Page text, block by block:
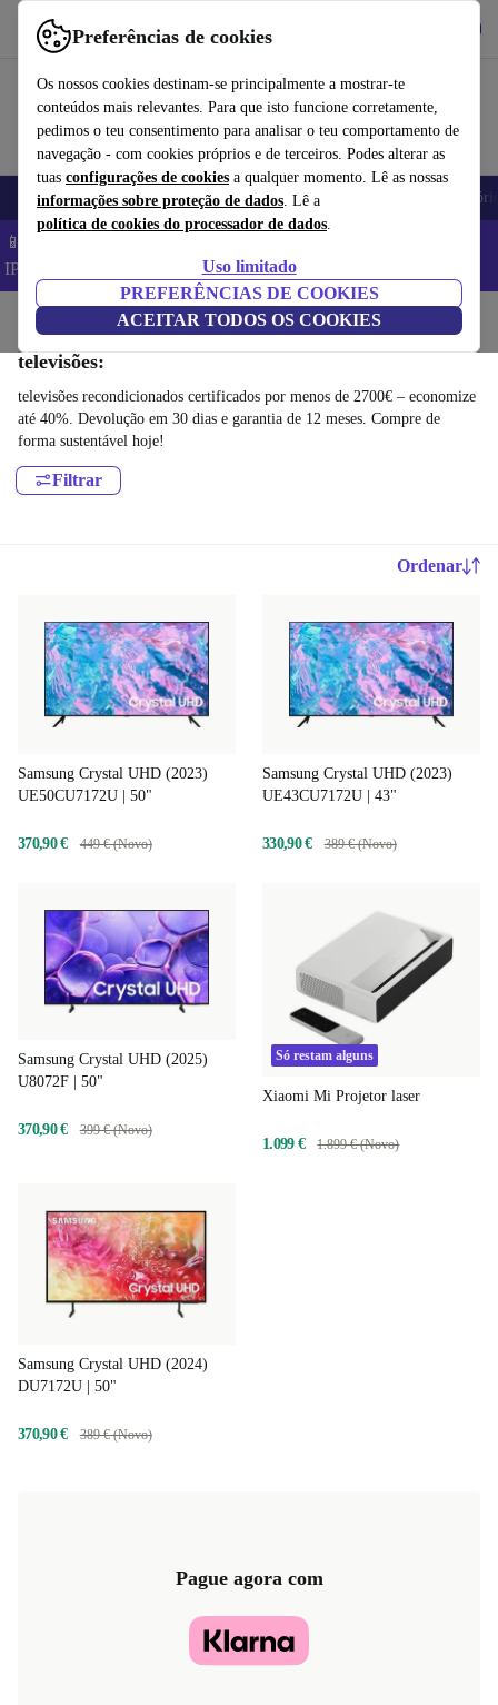
Preferências de cookies
Os nossos cookies destinam-se principalmente a mostrar-te
conteúdos mais relevantes. Para que isto funcione corretamente,
pedimos o teu consentimento para analisar o teu comportamento de
navegação - com cookies próprios e de terceiros. Podes alterar as
tuas configurações de cookies a qualquer momento. Lê as nossas
informações sobre proteção de dados. Lê a
política de cookies do processador de dados.
Uso limitado
PREFERÊNCIAS DE COOKIES
ACEITAR TODOS OS COOKIES
Use o refurbed de forma rápida e fácil
Telemóveis Computadores Portáteis Tablets
📱 Poupa 5% EXTRA em todos os iPhones – Código:
IPHONEDEAL –
Início
televisões:
televisões recondicionados certificados por menos de 2700€ – economize
até 40%. Devolução em 30 dias e garantia de 12 meses. Compre de
forma sustentável hoje!
Filtrar
Ordenar
Samsung Crystal UHD (2023)
UE50CU7172U | 50"
370,90 € 449 € (Novo)
Samsung Crystal UHD (2023)
UE43CU7172U | 43"
330,90 € 389 € (Novo)
Samsung Crystal UHD (2025)
U8072F | 50"
370,90 € 399 € (Novo)
Só restam alguns
Xiaomi Mi Projetor laser
1.099 € 1.899 € (Novo)
Samsung Crystal UHD (2024)
DU7172U | 50"
370,90 € 389 € (Novo)
Pague agora com